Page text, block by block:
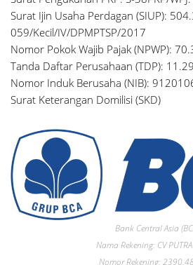
Surat Ijin Usaha Perdagan (SIUP):
059/Kecil/IV/DPMPTSP/2017
Nomor Pokok Wajib Pajak (NPWP):
Tanda Daftar Perusahaan (TDP):
Nomor Induk Berusaha (NIB):
Surat Keterangan Domilisi (SKD)
Bank Central Asia
Nama Rekening: CV PUTRA
Nomor Rekening: